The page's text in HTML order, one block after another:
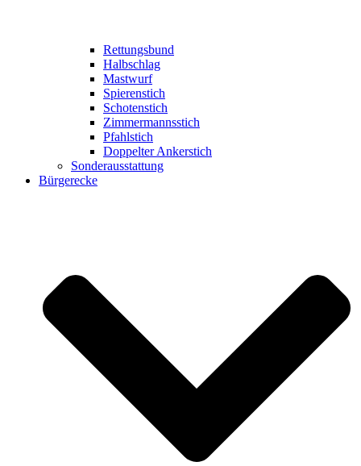
Rettungsbund
Halbschlag
Mastwurf
Spierenstich
Schotenstich
Zimmermannsstich
Pfahlstich
Doppelter Ankerstich
Sonderausstattung
Bürgerecke